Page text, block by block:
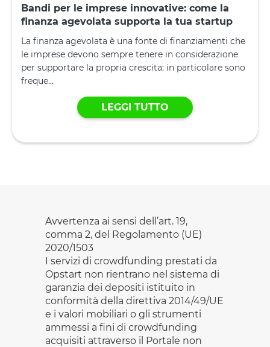
Bandi per le imprese innovative: come la
finanza agevolata supporta la tua startup
La finanza agevolata è una fonte di finanziamenti che
le imprese devono sempre tenere in considerazione
per supportare la propria crescita: in particolare sono
freque...
LEGGI TUTTO
Avvertenza ai sensi dell’art. 19,
comma 2, del Regolamento (UE)
2020/1503
I servizi di crowdfunding prestati da
Opstart non rientrano nel sistema di
garanzia dei depositi istituito in
conformità della direttiva 2014/49/UE
e i valori mobiliari o gli strumenti
ammessi a fini di crowdfunding
acquisiti attraverso il Portale non